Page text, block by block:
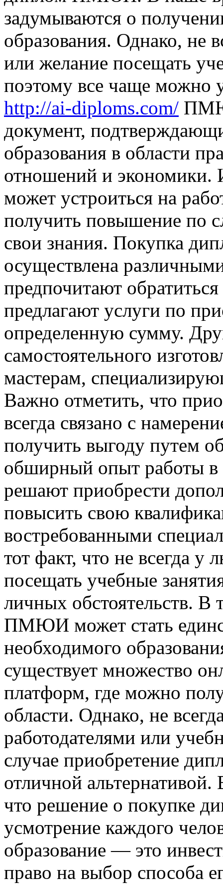
задумываются о
образования. Однако, не
или желание посещать
поэтому все чаще можно
http://ai-diploms.com/
документ,
образования в области
отношений и экономики.
может устроиться на
получить повышение по
свои знания. Покупка
осуществлена
предпочитают
предлагают услуги по
определенную сумму.
самостоятельного
мастерам,
Важно отметить, что
всегда связано с
получить выгоду путем
обширный опыт работы в
решают приобрести
повысить свою
востребованными
тот факт, что не всегда у
посещать учебные
личных обстоятельств. В
ПМЮИ может стать
необходимого
существует множество
платформ, где можно
области. Однако, не
работодателями или
случае приобретение
отличной
что решение о покупке
усмотрение каждого
образование — это
право на выбор способа